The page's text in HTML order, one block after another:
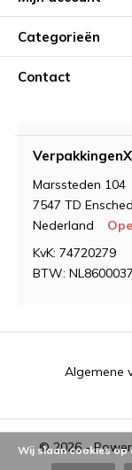
Categorieën
Contact
Marssteden 104
7547 TD
Nederland
KvK: 74720279
BTW:
© 2026 -
Algemene
Wij slaan cookies op